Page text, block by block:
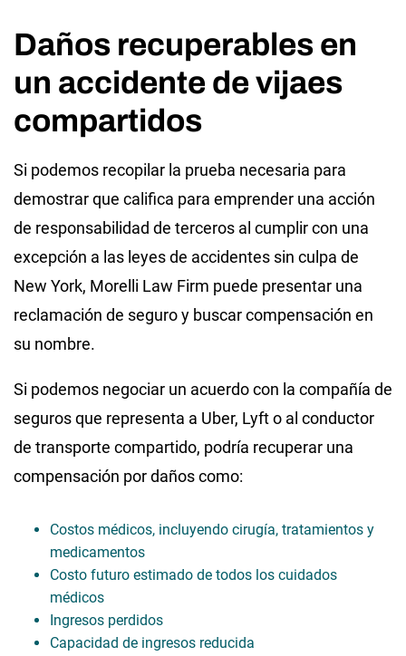
Daños recuperables en
un accidente de vijaes
compartidos
Si podemos recopilar la prueba necesaria para
demostrar que califica para emprender una acción
de responsabilidad de terceros al cumplir con una
excepción a las leyes de accidentes sin culpa de
New York, Morelli Law Firm puede presentar una
reclamación de seguro y buscar compensación en
su nombre.
Si podemos negociar un acuerdo con la compañía de
seguros que representa a Uber, Lyft o al conductor
de transporte compartido, podría recuperar una
compensación por daños como:
Costos médicos, incluyendo cirugía, tratamientos y
medicamentos
Costo futuro estimado de todos los cuidados
médicos
Ingresos perdidos
Capacidad de ingresos reducida